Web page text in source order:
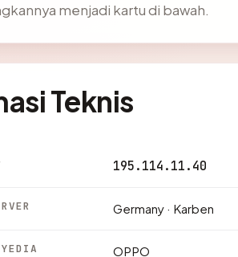
menjadi kartu di bawah.
Teknis
195.114.11.40
Germany · Karben
OPPO